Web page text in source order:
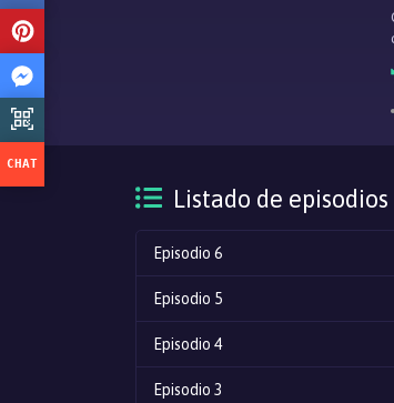
Listado de episodios
Episodio 6
Episodio 5
Episodio 4
Episodio 3